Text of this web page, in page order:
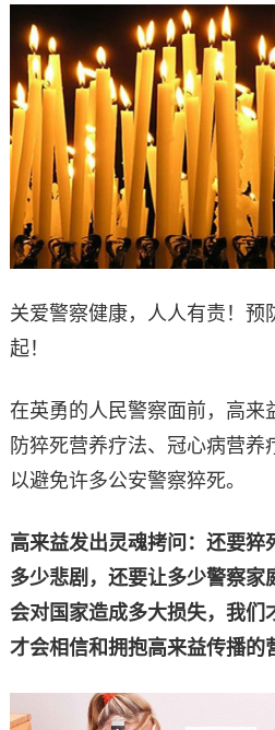
关爱警察健康，人人有责！预
起！
在英勇的人民警察面前，高来
防猝死营养疗法、冠心病营养
以避免许多公安警察猝死。
高来益发出灵魂拷问：还要猝
多少悲剧，还要让多少警察家
会对国家造成多大损失，我们
才会相信和拥抱高来益传播的